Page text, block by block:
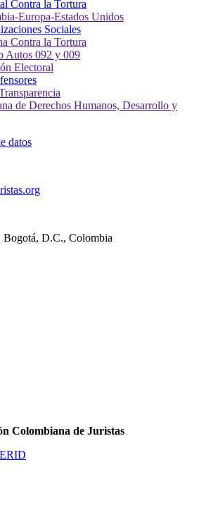
datos
D.C., Colombia
Colombiana de Juristas